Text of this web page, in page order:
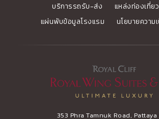
บริการรถรับ-ส่ง
แหล่งท่องเที่ย
แผ่นพับข้อมูลโรงแรม
นโยบายความ
353 Phra Tamnuk Road, Pattaya